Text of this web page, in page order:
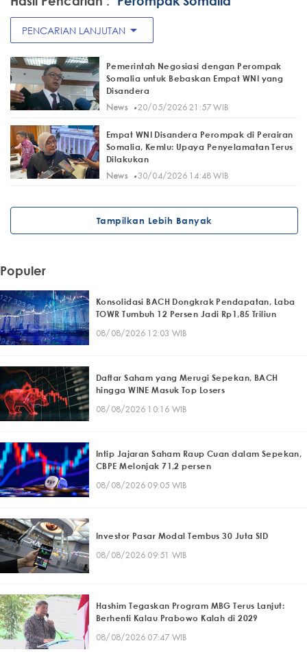
PENCARIAN LANJUTAN arrow_drop_down
Pemerintah Negosiasi dengan Perompak
Somalia untuk Bebaskan Empat WNI yang
Disandera
News· 20/05/2026 21:57 WIB
Empat WNI Disandera Perompak di Perairan
Somalia, Kemlu: Upaya Penyelamatan Terus
Dilakukan
News· 30/04/2026 14:48 WIB
Tampilkan Lebih Banyak
Populer
Konsolidasi BACH Dongkrak Pendapatan, Laba
TOWR Tumbuh 12 Persen Jadi Rp1,85 Triliun
08/08/2026 12:03 WIB
Daftar Saham yang Merugi Sepekan, BACH
hingga WINE Masuk Top Losers
08/08/2026 10:16 WIB
Intip Jajaran Saham Raup Cuan dalam Sepekan,
CBPE Melonjak 71,2 persen
08/08/2026 09:05 WIB
Investor Pasar Modal Tembus 30 Juta SID
08/08/2026 09:51 WIB
Hashim Tegaskan Program MBG Terus Lanjut:
Berhenti Kalau Prabowo Kalah di 2029
08/08/2026 07:47 WIB